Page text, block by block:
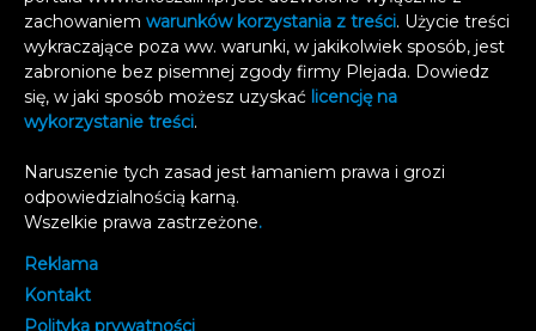
zachowaniem warunków korzystania z treści. Użycie treści
wykraczające poza ww. warunki, w jakikolwiek sposób, jest
zabronione bez pisemnej zgody firmy Plejada. Dowiedz
się, w jaki sposób możesz uzyskać licencję na
wykorzystanie treści.
Naruszenie tych zasad jest łamaniem prawa i grozi
odpowiedzialnością karną.
Wszelkie prawa zastrzeżone.
Reklama
Kontakt
Polityka prywatności